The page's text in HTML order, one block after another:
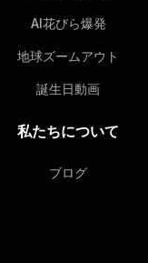
AI花びら爆発
地球ズームアウト
誕生日動画
私たちについて
ブログ